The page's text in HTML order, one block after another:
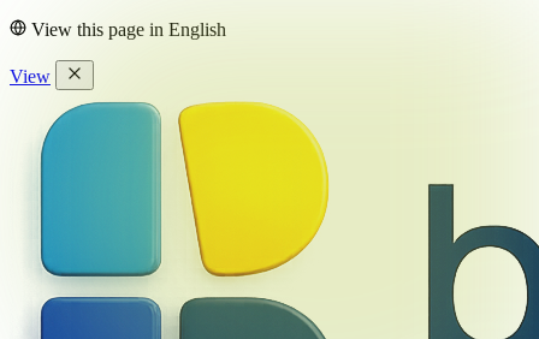
View this page in English
View